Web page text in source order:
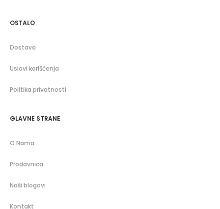
OSTALO
Dostava
Uslovi korišćenja
Politika privatnosti
GLAVNE STRANE
O Nama
Prodavnica
Naši blogovi
Kontakt